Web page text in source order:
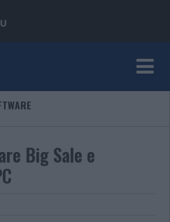
Big Sale e